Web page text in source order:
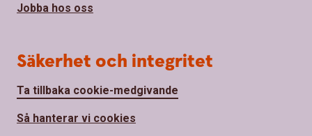
Jobba hos oss
Säkerhet och integritet
Ta tillbaka cookie-medgivande
Så hanterar vi cookies